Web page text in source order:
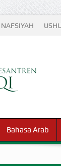
NAFSIYAH
Bahasa Arab